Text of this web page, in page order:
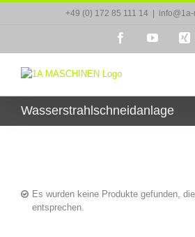
+49 (0) 172 85 111 14
FacebookYouTube
Wasserstrahlschneidanlage
Es wurden keine Produkte gefunden,
entsprechen.